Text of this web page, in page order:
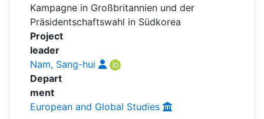
Kampagne in Großbritannien und der
Präsidentschaftswahl in Südkorea
Project
leader
Nam, Sang-hui
Depart
ment
European and Global Studies